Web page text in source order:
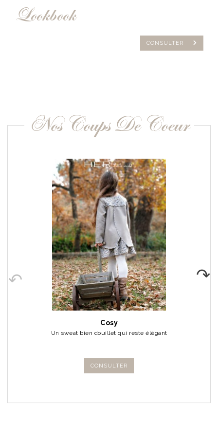
Lookbook
CONSULTER
Nos Coups De Coeur
Cosy
Un sweat bien douillet qui reste élégant
CONSULTER